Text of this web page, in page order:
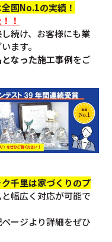
国No.1の実績！
！
続け、お客様にも業
ます。
なった施工事例をご
千里は家づくりのプ
幅広く対応が可能で
ージより詳細をぜひ